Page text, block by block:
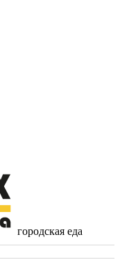
городская еда